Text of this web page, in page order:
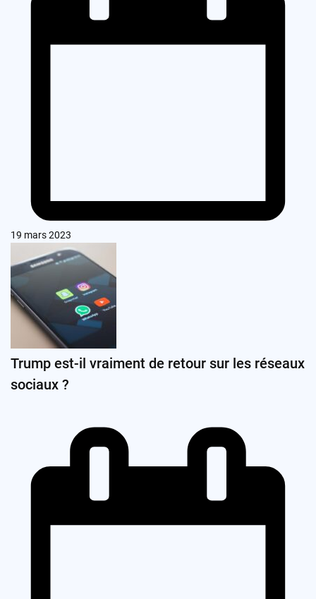
19 mars 2023
Trump est-il vraiment de retour sur les réseaux
sociaux ?